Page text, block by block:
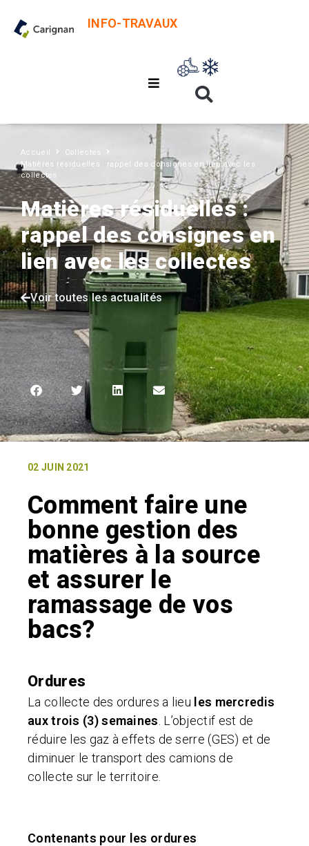
INFO-TRAVAUX
Accueil
Collectes
Matières résiduelles : rappel des consignes en lien avec les
collectes
Matières résiduelles :
rappel des consignes en
lien avec les collectes
Voir toutes les actualités
02 JUIN 2021
Comment faire une
bonne gestion des
matières à la source
et assurer le
ramassage de vos
bacs?
Ordures
La collecte des ordures a lieu les mercredis
aux trois (3) semaines. L’objectif est de
réduire les gaz à effets de serre (GES) et de
diminuer le transport des camions de
collecte sur le territoire.
Contenants pour les ordures